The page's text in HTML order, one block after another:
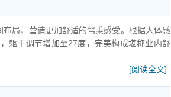
局，营造更加舒适的驾乘感受。根据人体感
躯干调节增加至27度，完美构成堪称业内舒
[阅读全文]